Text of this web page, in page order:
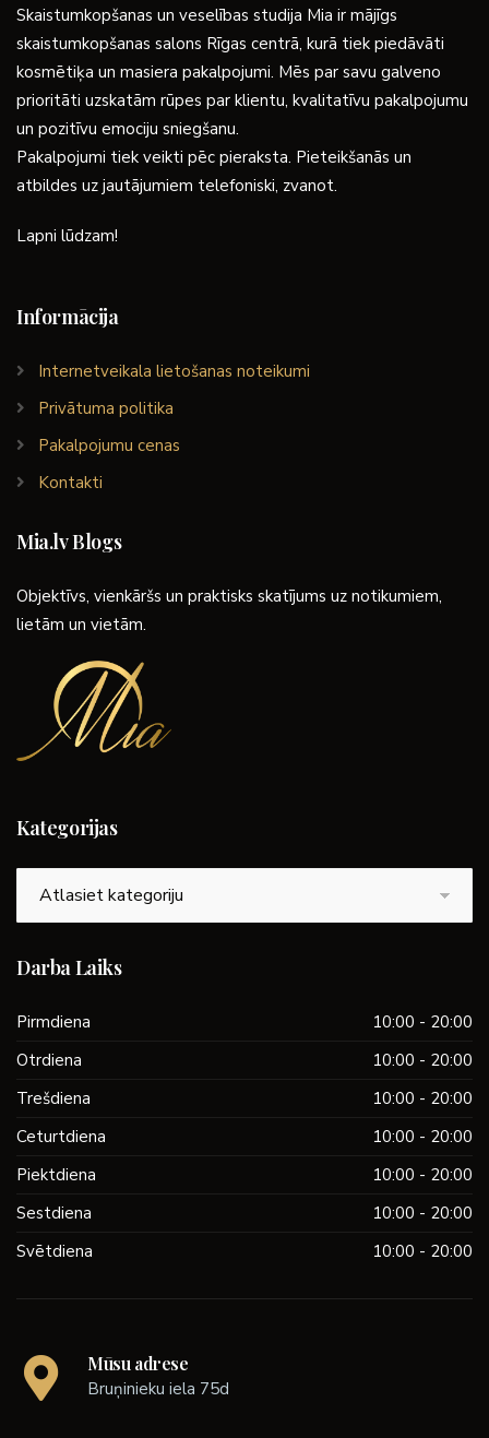
Skaistumkopšanas un veselības studija Mia ir mājīgs
skaistumkopšanas salons Rīgas centrā, kurā tiek piedāvāti
kosmētiķa un masiera pakalpojumi. Mēs par savu galveno
prioritāti uzskatām rūpes par klientu, kvalitatīvu pakalpojumu
un pozitīvu emociju sniegšanu.
Pakalpojumi tiek veikti pēc pieraksta. Pieteikšanās un
atbildes uz jautājumiem telefoniski, zvanot.
Lapni lūdzam!
Informācija
Internetveikala lietošanas noteikumi
Privātuma politika
Pakalpojumu cenas
Kontakti
Mia.lv Blogs
Objektīvs, vienkāršs un praktisks skatījums uz notikumiem,
lietām un vietām.
Kategorijas
Darba Laiks
Pirmdiena
10:00 - 20:00
Otrdiena
10:00 - 20:00
Trešdiena
10:00 - 20:00
Ceturtdiena
10:00 - 20:00
Piektdiena
10:00 - 20:00
Sestdiena
10:00 - 20:00
Svētdiena
10:00 - 20:00
Mūsu adrese
Bruņinieku iela 75d